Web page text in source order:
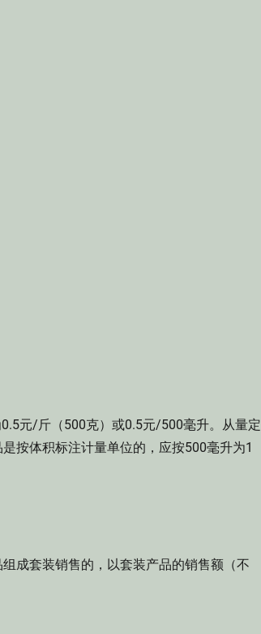
元/斤（500克）或0.5元/500毫升。从量定
按体积标注计量单位的，应按500毫升为1
套装销售的，以套装产品的销售额（不